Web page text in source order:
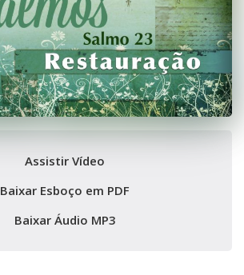
Assistir Vídeo
Baixar Esboço em PDF
Baixar Áudio MP3